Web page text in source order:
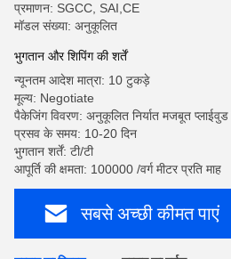
प्रमाणन: SGCC, SAI,CE
मॉडल संख्या: अनुकूलित
भुगतान और शिपिंग की शर्तें
न्यूनतम आदेश मात्रा: 10 टुकड़े
मूल्य: Negotiate
पैकेजिंग विवरण: अनुकूलित निर्यात मजबूत
प्रसव के समय: 10-20 दिन
भुगतान शर्तें: टी/टी
आपूर्ति की क्षमता: 100000 /वर्ग मीटर प्रति माह
सबसे अच्छी कीमत पाएं